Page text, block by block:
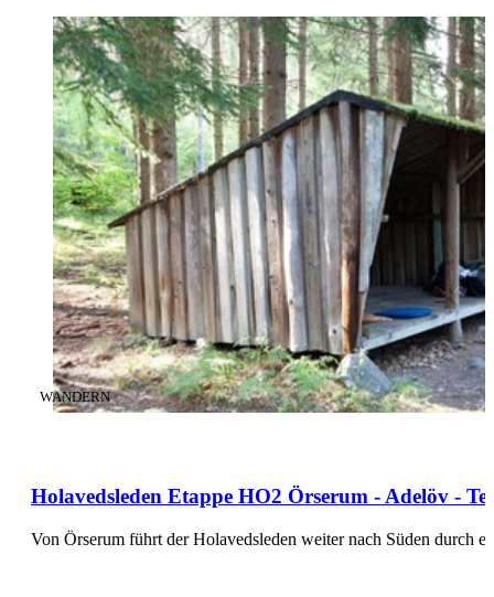
Holavedsleden Etappe HO2 Örserum - Adelöv -
KATEGORIE:
WANDERN
Von Örserum führt der Holavedsleden weiter nach Süden durch